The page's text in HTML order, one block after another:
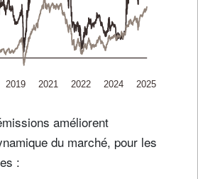
améliorent
du marché, pour les
: